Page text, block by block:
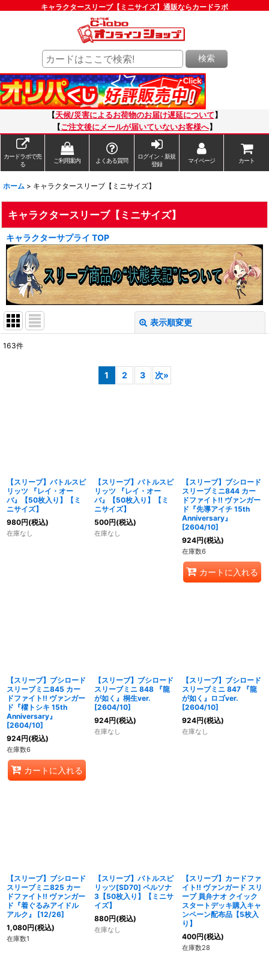
キャラクタースリーブ【ミニサイズ】通販ならカードラボ
検索
【天候/災害によるお荷物のお届け遅延について 】
【ご注文後にメールが届いていないお客様へ】
カードラボで売
る
ご利用案内 よくある質問
ログイン・新規
登録
マイページ カート
ホーム > キャラクタースリーブ【ミニサイズ】
キャラクタースリーブ【ミニサイズ】
キャラクターサプライ TOP
表示順変更
163件
1 2 3 次»
【スリーブ】バトルスピ
リッツ 『レイ・オー
バ』【50枚入り】【ミ
ニサイズ】
980円(税込)
在庫なし
【スリーブ】バトルスピ
リッツ 『レイ・オー
バ』【50枚入り】【ミ
ニサイズ】
500円(税込)
在庫なし
【スリーブ】ブシロード
スリーブミニ844 カー
ドファイト!! ヴァンガー
ド『先導アイチ 15th
Anniversary』
[2604/10]
924円(税込)
在庫数6
カートに入れる
【スリーブ】ブシロード
スリーブミニ845 カー
ドファイト!! ヴァンガー
ド『櫂トシキ 15th
Anniversary』
[2604/10]
924円(税込)
在庫数6
カートに入れる
【スリーブ】ブシロード
スリーブミニ 848 『龍
が如く』桐生ver.
[2604/10]
924円(税込)
在庫なし
【スリーブ】ブシロード
スリーブミニ 847 『龍
が如く』ロゴver.
[2604/10]
924円(税込)
在庫なし
【スリーブ】ブシロード
スリーブミニ825 カー
ドファイト!! ヴァンガー
ド『着ぐるみアイドル
アルク』 [12/26]
1,080円(税込)
在庫数1
【スリーブ】バトルスピ
リッツ[SD70] ペルソナ
3【50枚入り】【ミニサ
イズ】
880円(税込)
在庫なし
【スリーブ】カードファ
イト!! ヴァンガード スリ
ーブ 員弁ナオ クイック
スタートデッキ購入キャ
ンペーン配布品【5枚入
り】
400円(税込)
在庫数28